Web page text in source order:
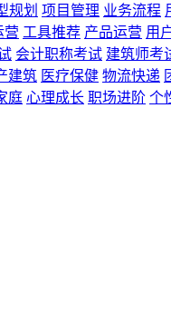
规划 项目管理 业务流程
营 工具推荐 产品运营 用
会计职称考试 建筑师考
建筑 医疗保健 物流快递
庭 心理成长 职场进阶 个